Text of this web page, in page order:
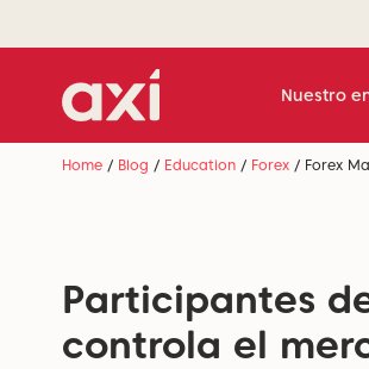
Nuestro
Home / Blog / Education / Forex / Forex
Participantes
controla el